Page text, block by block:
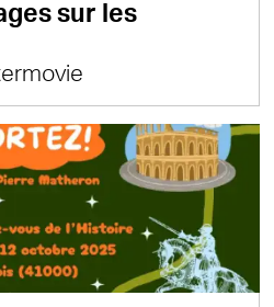
sur les